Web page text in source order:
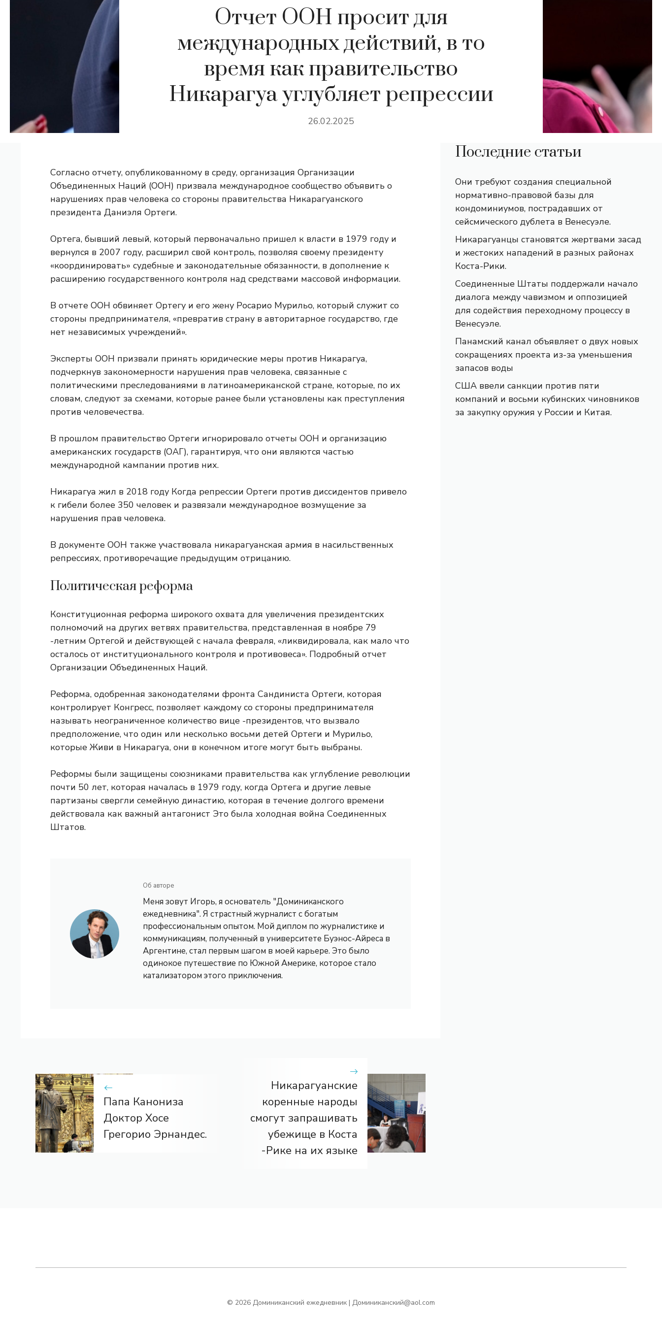
Отчет ООН просит для
международных действий, в то
время как правительство
Никарагуа углубляет репрессии
26.02.2025
Согласно отчету, опубликованному в среду, организация Организации
Объединенных Наций (ООН) призвала международное сообщество объявить о
нарушениях прав человека со стороны правительства Никарагуанского
президента Даниэля Ортеги.
Ортега, бывший левый, который первоначально пришел к власти в 1979 году и
вернулся в 2007 году, расширил свой контроль, позволяя своему президенту
«координировать» судебные и законодательные обязанности, в дополнение к
расширению государственного контроля над средствами массовой информации.
В отчете ООН обвиняет Ортегу и его жену Росарио Мурильо, который служит со
стороны предпринимателя, «превратив страну в авторитарное государство, где
нет независимых учреждений».
Эксперты ООН призвали принять юридические меры против Никарагуа,
подчеркнув закономерности нарушения прав человека, связанные с
политическими преследованиями в латиноамериканской стране, которые, по их
словам, следуют за схемами, которые ранее были установлены как преступления
против человечества.
В прошлом правительство Ортеги игнорировало отчеты ООН и организацию
американских государств (ОАГ), гарантируя, что они являются частью
международной кампании против них.
Никарагуа жил в 2018 году Когда репрессии Ортеги против диссидентов привело
к гибели более 350 человек и развязали международное возмущение за
нарушения прав человека.
В документе ООН также участвовала никарагуанская армия в насильственных
репрессиях, противоречащие предыдущим отрицанию.
Политическая реформа
Конституционная реформа широкого охвата для увеличения президентских
полномочий на других ветвях правительства, представленная в ноябре 79
-летним Ортегой и действующей с начала февраля, «ликвидировала, как мало что
осталось от институционального контроля и противовеса». Подробный отчет
Организации Объединенных Наций.
Реформа, одобренная законодателями фронта Сандиниста Ортеги, которая
контролирует Конгресс, позволяет каждому со стороны предпринимателя
называть неограниченное количество вице -президентов, что вызвало
предположение, что один или несколько восьми детей Ортеги и Мурильо,
которые Живи в Никарагуа, они в конечном итоге могут быть выбраны.
Реформы были защищены союзниками правительства как углубление революции
почти 50 лет, которая началась в 1979 году, когда Ортега и другие левые
партизаны свергли семейную династию, которая в течение долгого времени
действовала как важный антагонист Это была холодная война Соединенных
Штатов.
Об авторе
Меня зовут Игорь, я основатель "Доминиканского
ежедневника". Я страстный журналист с богатым
профессиональным опытом. Мой диплом по журналистике и
коммуникациям, полученный в университете Буэнос-Айреса в
Аргентине, стал первым шагом в моей карьере. Это было
одинокое путешествие по Южной Америке, которое стало
катализатором этого приключения.
Папа Канониза
Доктор Хосе
Грегорио Эрнандес.
Никарагуанские
коренные народы
смогут запрашивать
убежище в Коста
-Рике на их языке
Последние статьи
Они требуют создания специальной
нормативно-правовой базы для
кондоминиумов, пострадавших от
сейсмического дублета в Венесуэле.
Никарагуанцы становятся жертвами засад
и жестоких нападений в разных районах
Коста-Рики.
Соединенные Штаты поддержали начало
диалога между чавизмом и оппозицией
для содействия переходному процессу в
Венесуэле.
Панамский канал объявляет о двух новых
сокращениях проекта из-за уменьшения
запасов воды
США ввели санкции против пяти
компаний и восьми кубинских чиновников
за закупку оружия у России и Китая.
© 2026 Доминиканский ежедневник | Доминиканский@aol.com